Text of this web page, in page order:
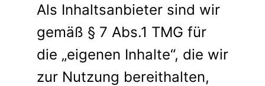
Als Inhaltsanbieter sind wir
gemäß § 7 Abs.1 TMG für
die „eigenen Inhalte“, die wir
zur Nutzung bereithalten,